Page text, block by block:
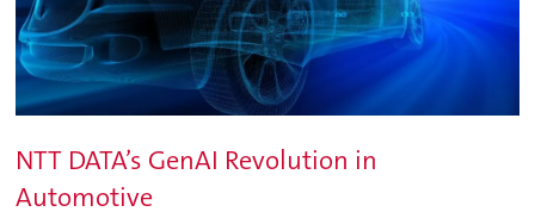
NTT DATA’s GenAI Revolution in
Automotive